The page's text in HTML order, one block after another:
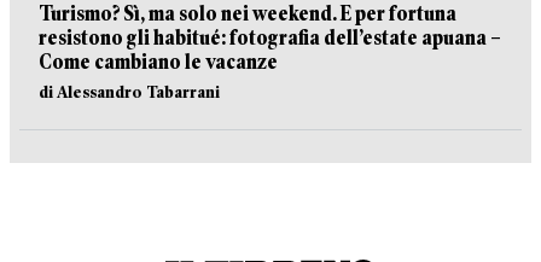
Turismo? Sì, ma solo nei weekend. E per fortuna
resistono gli habitué: fotografia dell’estate apuana –
Come cambiano le vacanze
di Alessandro Tabarrani